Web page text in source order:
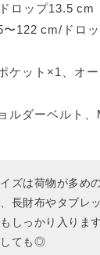
ロップ13.5 cm
122 cm/ドロ
ケット×1、オ
ルダーベルト、
ズは荷物が多め
長財布やタブレ
しっかり入りま
しても◎